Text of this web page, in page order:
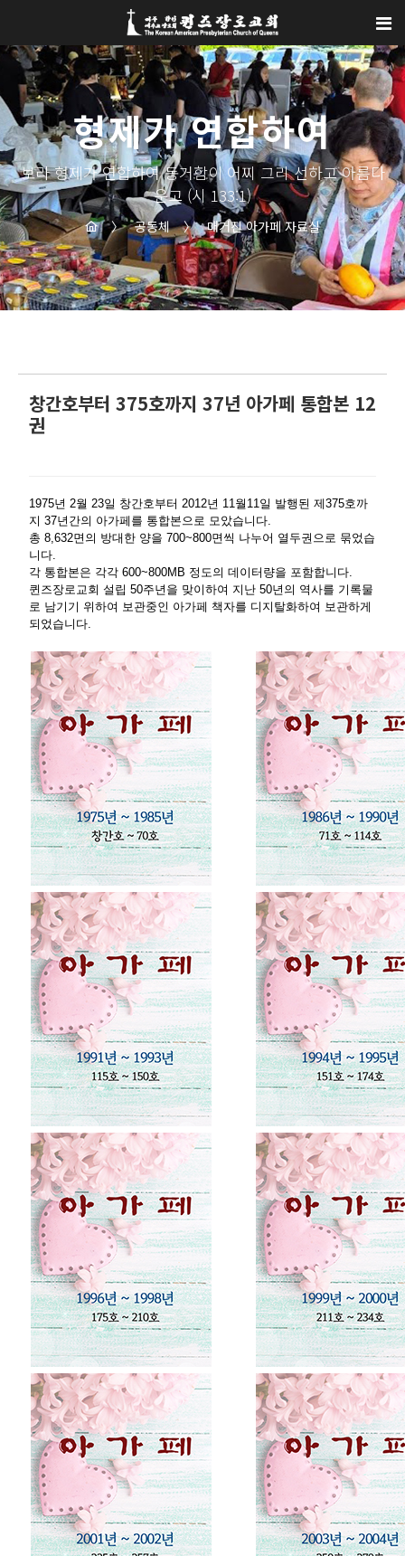
형제가 연합하여
보라 형제가 연합하여 동거함이 어찌 그리 선하고 아름다
운고 (시 133:1)
〉 공동체 〉 매거진 아가페 자료실
창간호부터 375호까지 37년 아가페 통합본 12
권
1975년 2월 23일 창간호부터 2012년 11월11일 발행된 제375호까
지 37년간의 아가페를 통합본으로 모았습니다.
총 8,632면의 방대한 양을 700~800면씩 나누어 열두권으로 묶었습
니다.
각 통합본은 각각 600~800MB 정도의 데이터량을 포함합니다.
퀸즈장로교회 설립 50주년을 맞이하여 지난 50년의 역사를 기록물
로 남기기 위하여 보관중인 아가페 책자를 디지탈화하여 보관하게
되었습니다.